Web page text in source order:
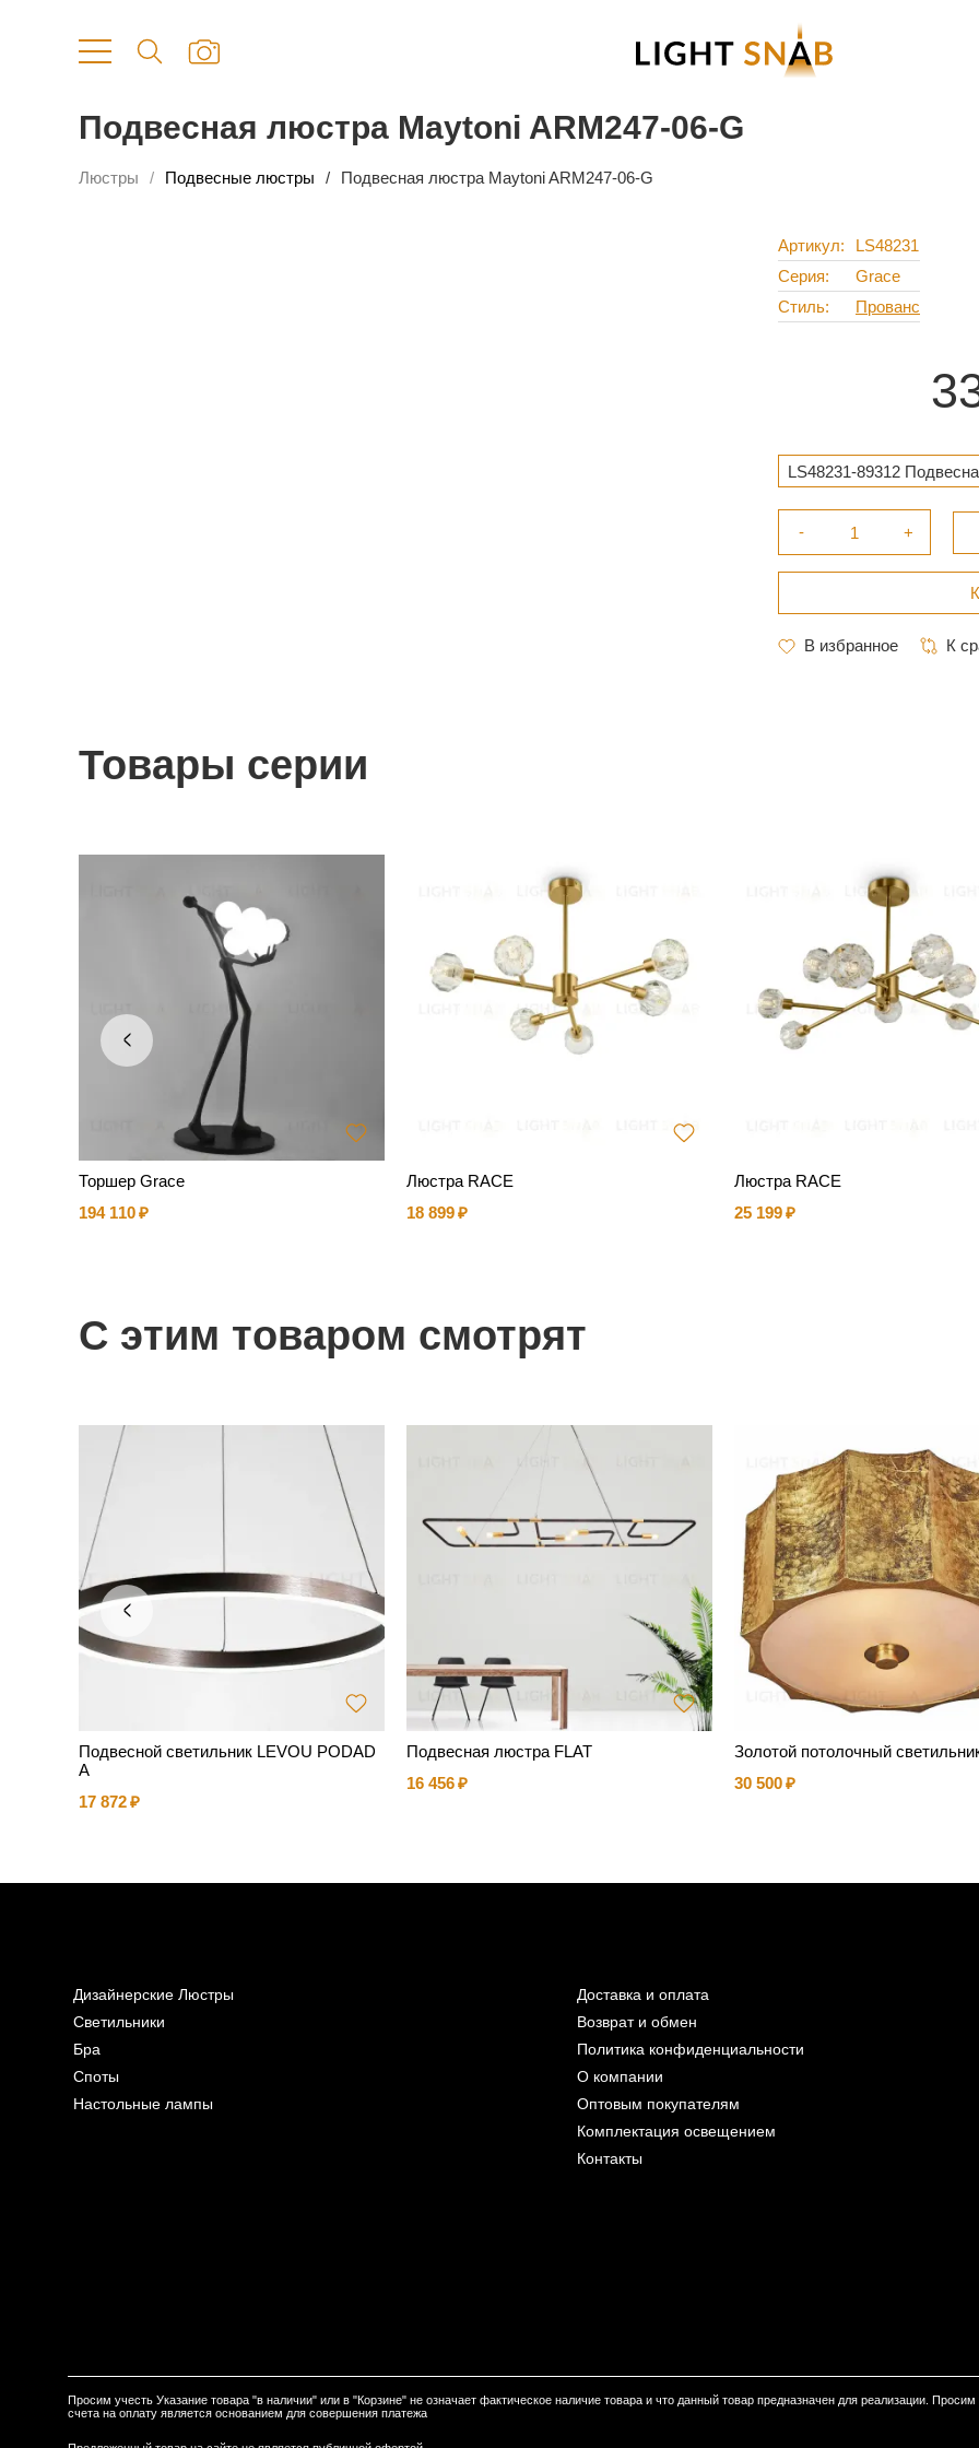
Подвесная люстра Maytoni ARM247-06-G
Люстры Подвесные люстры Подвесная люстра Maytoni ARM247-06-G
Артикул
LS48231
Серия
Grace
Стиль
Прованс
LS48231-89312
Товары серии
Торшер Grace
194 110
Люстра RACE
18 899
Люстра RACE
25 199
С этим товаром смотрят
Подвесной светильник LEVOU PODAD
A
17 872
Подвесная люстра FLAT
16 456
Золотой потолочный
30 500
Дизайнерские Люстры
Светильники
Бра
Споты
Настольные лампы
Доставка и оплата
Возврат и обмен
Политика конфиденциальности
О компании
Оптовым покупателям
Комплектация освещением
Контакты
Просим учесть Указание товара "в наличии" или в "Корзине" не означает фактическое наличие товара и что данный товар предназначен для реализации.
счета на оплату является основанием для совершения платежа